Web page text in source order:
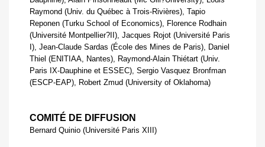
Raymond (Univ. du Québec à Trois-Rivières), Tapio
Reponen (Turku School of Economics), Florence Rodhain
(Université Montpellier?II), Jacques Rojot (Université Paris
I), Jean-Claude Sardas (École des Mines de Paris), Daniel
Thiel (ENITIAA, Nantes), Raymond-Alain Thiétart (Univ.
Paris IX-Dauphine et ESSEC), Sergio Vasquez Bronfman
(ESCP-EAP), Robert Zmud (University of Oklahoma)
COMITÉ DE DIFFUSION
Bernard Quinio (Université Paris XIII)